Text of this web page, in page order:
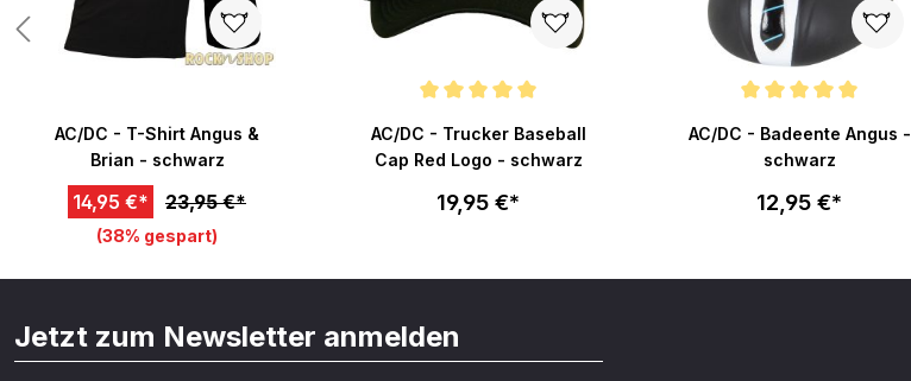
AC/DC - T-Shirt Angus &
Brian - schwarz
14,95 €* 23,95 €*
(38% gespart)
AC/DC - Trucker Baseball
Cap Red Logo - schwarz
19,95 €*
AC/DC - Badeente Angus -
schwarz
12,95 €*
Jetzt zum Newsletter anmelden